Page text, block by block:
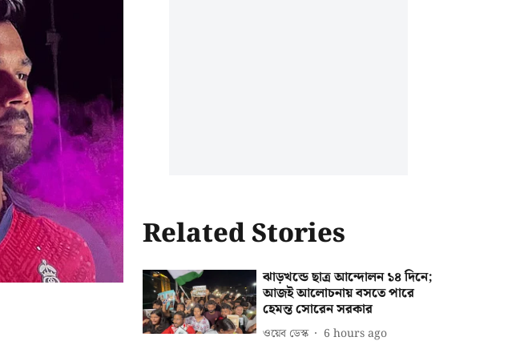
Related Stories
ঝাড়খন্ডে ছাত্র আন্দোলন ১৪ দিনে;
আজই আলোচনায় বসতে পারে
হেমন্ত সোরেন সরকার
ওয়েব ডেস্ক 6 hours ago